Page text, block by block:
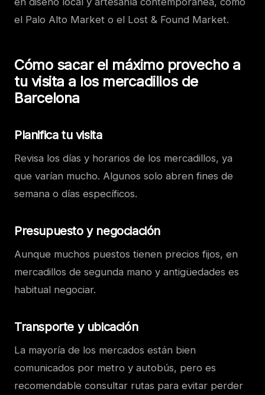
el Palo Alto Market o el Lost & Found Market.
Cómo sacar el máximo provecho a
tu visita a los mercadillos de
Barcelona
Planifica tu visita
Revisa los días y horarios de los mercadillos, ya
que varían mucho. Algunos solo abren fines de
semana o días específicos.
Presupuesto y negociación
Aunque muchos puestos tienen precios fijos, en
mercadillos de segunda mano y antigüedades es
habitual negociar.
Transporte y ubicación
La mayoría de los mercados están bien
comunicados por metro y autobús, pero es
recomendable consultar rutas para evitar perder